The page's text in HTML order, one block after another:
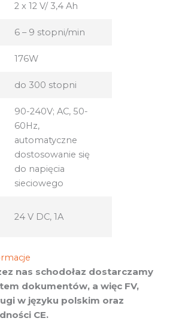
2 x 12 V/ 3,4 Ah
6 – 9 stopni/min
176W
do 300 stopni
90-240V; AC, 50-
60Hz,
automatyczne
dostosowanie się
do napięcia
sieciowego
24 V DC, 1A
nas schodołaz dostarczamy
dokumentów, a więc FV,
w języku polskim oraz
CE.